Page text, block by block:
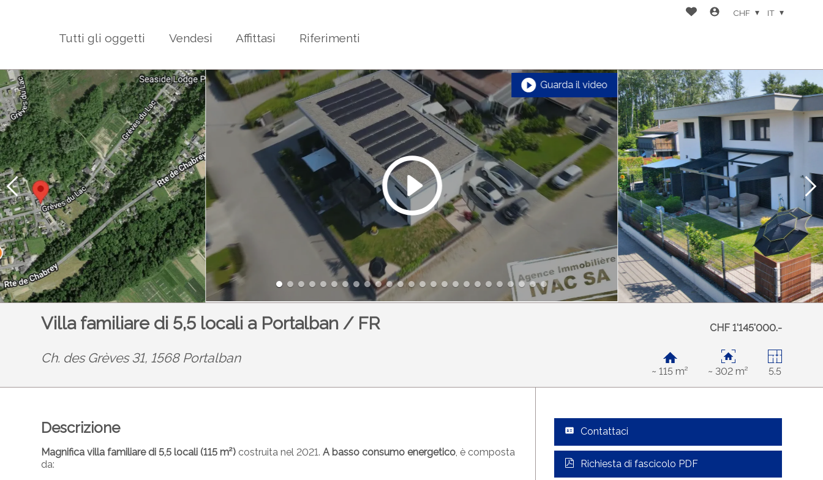
Tutti gli oggetti Vendesi Affittasi Riferimenti
CHF IT
Guarda il video
Villa familiare di 5,5 locali a Portalban / FR CHF 1'145'000.-
Ch. des Grèves 31, 1568 Portalban
~ 115 m² ~ 302 m² 5.5
Descrizione
Magnifica villa familiare di 5,5 locali (115 m²) costruita nel 2021.A basso consumo energetico, è composta
da:
Contattaci
Richiesta di fascicolo PDF